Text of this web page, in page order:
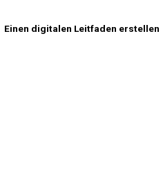
Einen digitalen Leitfaden erstellen